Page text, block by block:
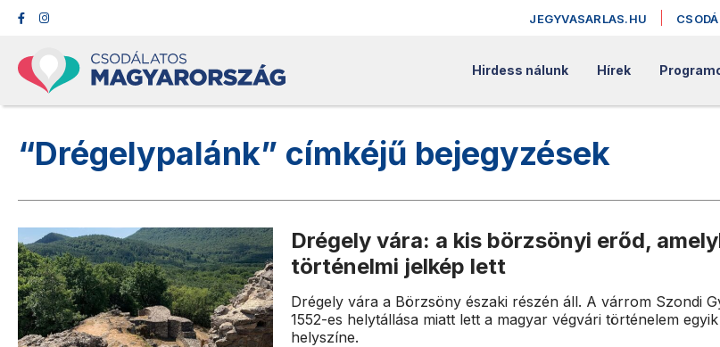
JEGYVASARLAS.HU
Hirdess nálunk Hírek
“Drégelypalánk” címkéjű bejegyzések
Drégely vára: a kis börzsönyi erőd,
történelmi jelkép lett
Drégely vára a Börzsöny északi részén áll. A várrom Szondi
1552-es helytállása miatt lett a magyar végvári történelem
helyszíne.